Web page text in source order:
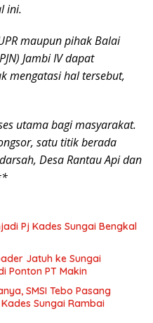
ini.
maupun pihak Balai
Jambi IV dapat
mengatasi hal tersebut,
utama bagi masyarakat.
satu titik berada
Desa Rantau Api dan
Pj Kades Sungai Bengkal
Jatuh ke Sungai
Ponton PT Makin
SMSI Tebo Pasang
Sungai Rambai